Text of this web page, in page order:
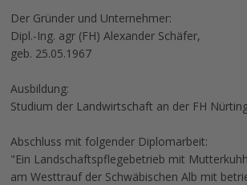
Der Gründer und Unternehmer:
Dipl.-Ing. agr (FH) Alexander Schäfer,
geb. 25.05.1967
Ausbildung:
Studium der Landwirtschaft an der FH
Abschluss mit folgender Diplomarbeit:
"Ein Landschaftspflegebetrieb mit
am Westtrauf der Schwäbischen Alb mit